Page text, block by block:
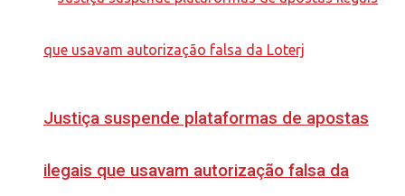
Justiça suspende plataformas de apostas
ilegais que usavam autorização falsa da